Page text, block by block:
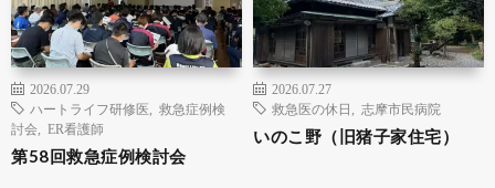
2026.07.29
ハートライフ研修医
救急症例検
討会
ER看護師
第58回救急症例検討会
2026.07.27
救急医の休日
志摩市民病院
いのこ野（旧猪子家住宅）